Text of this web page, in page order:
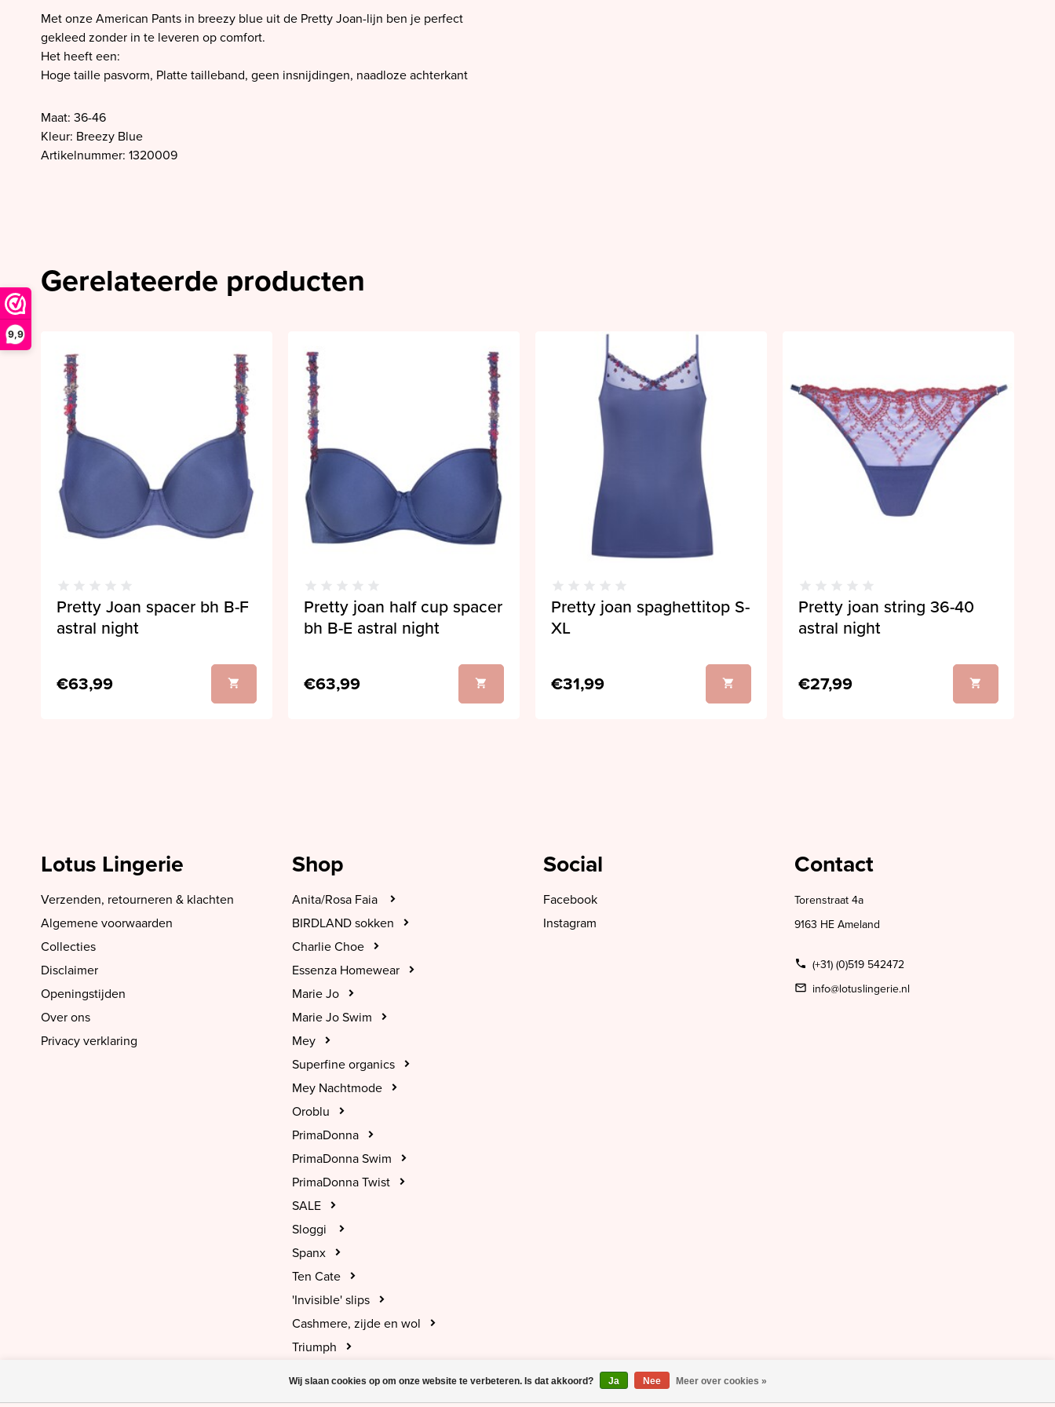
9,9
SALE PrimaDonna Twist
SALE PrimaDonna Swim
Met onze American Pants in breezy blue uit de Pretty Joan-lijn ben je perfect
gekleed zonder in te leveren op comfort.
Het heeft een:
Hoge taille pasvorm, Platte tailleband, geen insnijdingen, naadloze achterkant
Maat: 36-46
Kleur: Breezy Blue
Artikelnummer: 1320009
Gerelateerde producten
Pretty Joan spacer bh B-F
astral night
€63,99
Pretty joan half cup spacer
bh B-E astral night
€63,99
Pretty joan spaghettitop S-
XL
€31,99
Pretty joan string 36-40
astral night
€27,99
Lotus Lingerie
Verzenden, retourneren & klachten
Algemene voorwaarden
Collecties
Disclaimer
Openingstijden
Over ons
Privacy verklaring
Shop
Anita/Rosa Faia
BIRDLAND sokken
Charlie Choe
Essenza Homewear
Marie Jo
Marie Jo Swim
Mey
Superfine organics
Mey Nachtmode
Oroblu
PrimaDonna
PrimaDonna Swim
PrimaDonna Twist
SALE
Sloggi
Spanx
Ten Cate
'Invisible' slips
Cashmere, zijde en wol
Triumph
Social
Facebook
Instagram
Contact
Torenstraat 4a
9163 HE Ameland
(+31) (0)519 542472
info@lotuslingerie.nl
Wij slaan cookies op om onze website te verbeteren. Is dat akkoord? Ja Nee Meer over cookies »